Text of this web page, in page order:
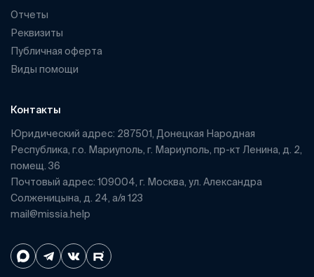
Отчеты
Реквизиты
Публичная оферта
Виды помощи
Контакты
Юридический адрес: 287501, Донецкая Народная
Республика, г.о. Мариуполь, г. Мариуполь, пр-кт Ленина, д. 2,
помещ. 36
Почтовый адрес: 109004, г. Москва, ул. Александра
Солженицына, д. 24, а/я 123
mail@missia.help